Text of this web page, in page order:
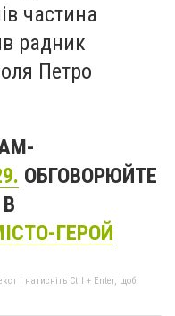
частина
радник
Петро
ОБГОВОРЮЙТЕ
ГЕРОЙ
і натисніть Ctrl + Enter, щоб